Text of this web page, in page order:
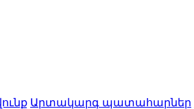
Արտակարգ պատահարներ